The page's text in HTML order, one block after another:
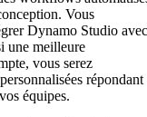
Vous
Dynamo Studio avec
une meilleure
vous serez
répondant
équipes.